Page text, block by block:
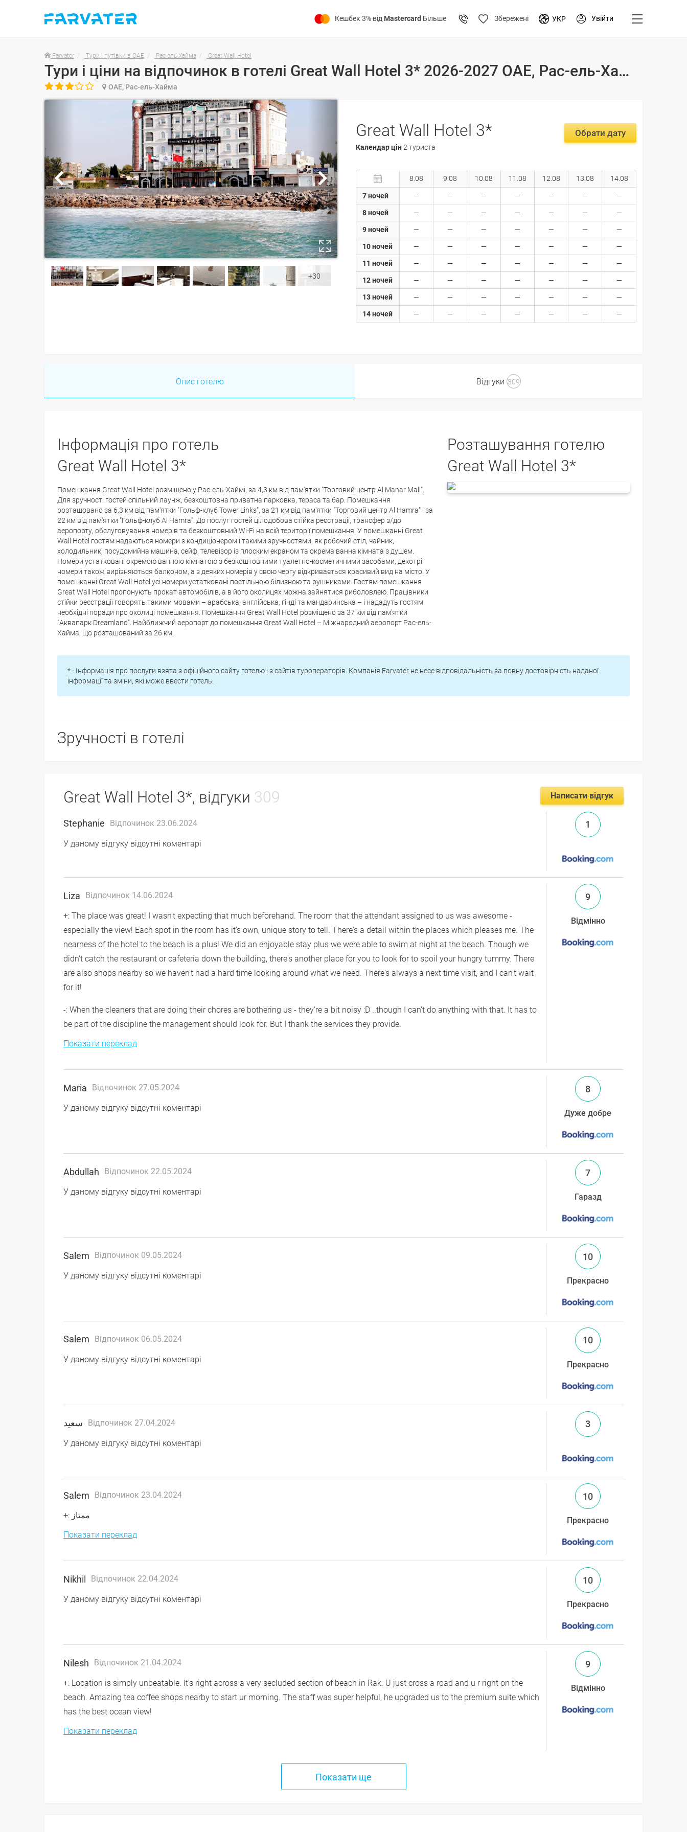
Кешбек 3% від Mastercard Більше Збережені УКР Увійти
Farvater Тури і путівки в ОАЕ Рас-ель-Хайма Great Wall Hotel
Тури і ціни на відпочинок в готелі Great Wall Hotel 3* 2026-2027 ОАЕ, Рас-ель-Хайма
 ОАЕ, Рас-ель-Хайма
+30
Great Wall Hotel 3*
Календар цін2 туриста
Обрати дату
7 ночей
8 ночей
9 ночей
10 ночей
11 ночей
12 ночей
13 ночей
14 ночей
8.08 9.08 10.08 11.08 12.08 13.08 14.08
Опис готелю Відгуки 309
Інформація про готель
Great Wall Hotel 3*
Помешкання Great Wall Hotel розміщено у Рас-ель-Хаймі, за 4,3 км від пам'ятки "Торговий центр Al Manar Mall".
Для зручності гостей спільний лаунж, безкоштовна приватна парковка, тераса та бар. Помешкання
розташовано за 6,3 км від пам'ятки "Гольф-клуб Tower Links", за 21 км від пам'ятки "Торговий центр Al Hamra" і за
22 км від пам'ятки "Гольф-клуб Al Hamra". До послуг гостей цілодобова стійка реєстрації, трансфер з/до
аеропорту, обслуговування номерів та безкоштовний Wi-Fi на всій території помешкання. У помешканні Great
Wall Hotel гостям надаються номери з кондиціонером і такими зручностями, як робочий стіл, чайник,
холодильник, посудомийна машина, сейф, телевізор із плоским екраном та окрема ванна кімната з душем.
Номери устатковані окремою ванною кімнатою з безкоштовними туалетно-косметичними засобами, декотрі
номери також вирізняються балконом, а з деяких номерів у свою чергу відкривається красивий вид на місто. У
помешканні Great Wall Hotel усі номери устатковані постільною білизною та рушниками. Гостям помешкання
Great Wall Hotel пропонують прокат автомобілів, а в його околицях можна зайнятися риболовлею. Працівники
стійки реєстрації говорять такими мовами – арабська, англійська, гінді та мандаринська – і нададуть гостям
необхідні поради про околиці помешкання. Помешкання Great Wall Hotel розміщено за 37 км від пам'ятки
"Аквапарк Dreamland". Найближчий аеропорт до помешкання Great Wall Hotel – Міжнародний аеропорт Рас-ель-
Хайма, що розташований за 26 км.
Розташування готелю
Great Wall Hotel 3*
* - Інформація про послуги взята з офіційного сайту готелю і з сайтів туроператорів. Компанія Farvater не несе відповідальність за повну достовірність наданої
інформації та зміни, які може ввести готель.
Зручності в готелі
Great Wall Hotel 3*, відгуки 309 Написати відгук
Stephanie Відпочинок 23.06.2024
У даному відгуку відсутні коментарі
1
Liza Відпочинок 14.06.2024
+: The place was great! I wasn't expecting that much beforehand. The room that the attendant assigned to us was awesome -
especially the view! Each spot in the room has it's own, unique story to tell. There's a detail within the places which pleases me. The
nearness of the hotel to the beach is a plus! We did an enjoyable stay plus we were able to swim at night at the beach. Though we
didn't catch the restaurant or cafeteria down the building, there's another place for you to look for to spoil your hungry tummy. There
are also shops nearby so we haven't had a hard time looking around what we need. There's always a next time visit, and I can't wait
for it!
-: When the cleaners that are doing their chores are bothering us - they're a bit noisy :D ..though I can't do anything with that. It has to
be part of the discipline the management should look for. But I thank the services they provide.
Показати переклад
9
Відмінно
Maria Відпочинок 27.05.2024
У даному відгуку відсутні коментарі
8
Дуже добре
Abdullah Відпочинок 22.05.2024
У даному відгуку відсутні коментарі
7
Гаразд
Salem Відпочинок 09.05.2024
У даному відгуку відсутні коментарі
10
Прекрасно
Salem Відпочинок 06.05.2024
У даному відгуку відсутні коментарі
10
Прекрасно
سعيد Відпочинок 27.04.2024
У даному відгуку відсутні коментарі
3
Salem Відпочинок 23.04.2024
+: ممتاز
Показати переклад
10
Прекрасно
Nikhil Відпочинок 22.04.2024
У даному відгуку відсутні коментарі
10
Прекрасно
Nilesh Відпочинок 21.04.2024
+: Location is simply unbeatable. It's right across a very secluded section of beach in Rak. U just cross a road and u r right on the
beach. Amazing tea coffee shops nearby to start ur morning. The staff was super helpful, he upgraded us to the premium suite which
has the best ocean view!
Показати переклад
9
Відмінно
Показати ще